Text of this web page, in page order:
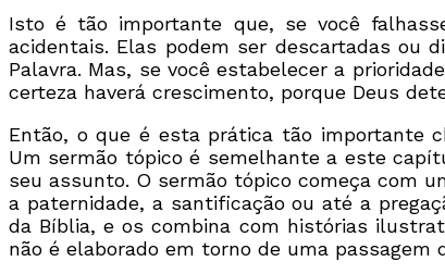
Isto é tão importante que, se você
acidentais. Elas podem ser descartadas ou
Palavra. Mas, se você estabelecer a
certeza haverá crescimento, porque Deus
Então, o que é esta prática tão importante
Um sermão tópico é semelhante a este
seu assunto. O sermão tópico começa com
a paternidade, a santificação ou até a
da Bíblia, e os combina com histórias
não é elaborado em torno de uma